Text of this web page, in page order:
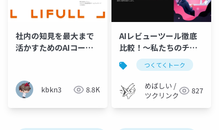
社内の知見を最大まで
活かすためのAIコード
kbkn3 8.8K
AIレビューツール徹底
比較！〜私たちのチー
ムに最適なのはどれ
だ？
つくてくトーク
めばしい /
ツクリンク
827